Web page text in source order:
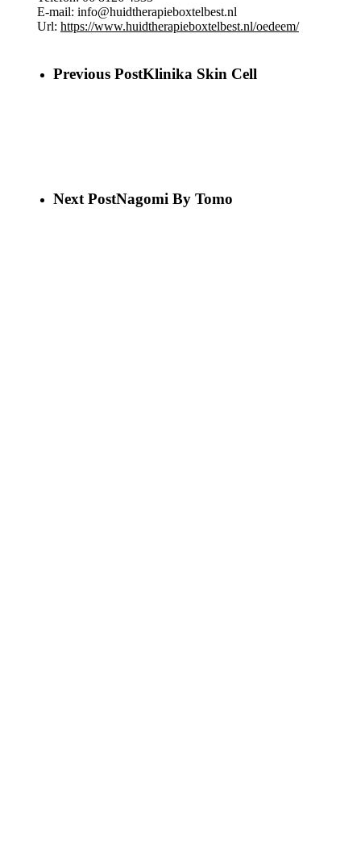
E-mail: info@huidtherapieboxtelbest.nl
Url: https://www.huidtherapieboxtelbest.nl/oedeem/
Previous PostKlinika Skin Cell
Next PostNagomi By Tomo